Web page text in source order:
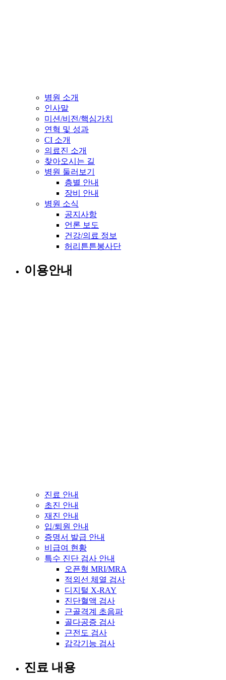
병원 소개
인사말
미션/비전/핵심가치
연혁 및 성과
CI 소개
의료진 소개
찾아오시는 길
병원 둘러보기
층별 안내
장비 안내
병원 소식
공지사항
언론 보도
건강/의료 정보
허리튼튼봉사단
이용안내
진료 안내
초진 안내
재진 안내
입/퇴원 안내
증명서 발급 안내
비급여 현황
특수 진단 검사 안내
오픈형 MRI/MRA
적외선 체열 검사
디지털 X-RAY
진단혈액 검사
근골격계 초음파
골다공증 검사
근전도 검사
감각기능 검사
진료 내용